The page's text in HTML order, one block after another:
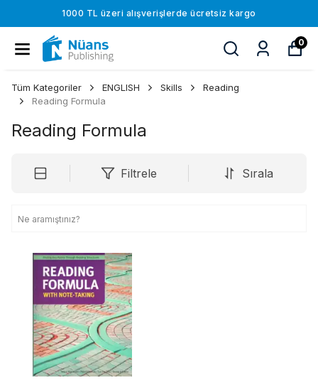
1000 TL üzeri alışverişlerde ücretsiz kargo
0
Tüm Kategoriler ENGLISH Skills
Reading
Reading Formula
Reading Formula
Filtrele Sırala